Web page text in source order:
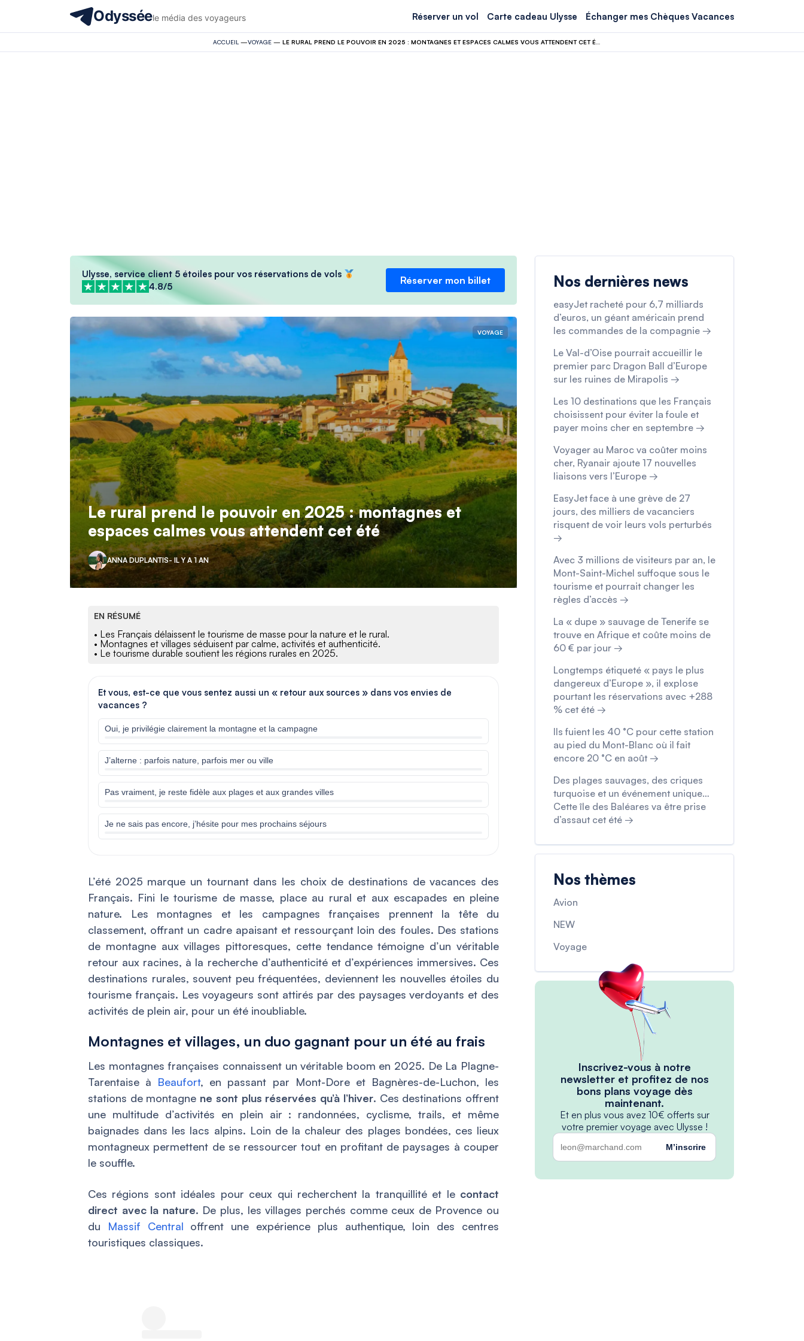
Odysséele média des voyageurs Réserver un vol Carte cadeau Ulysse Échanger mes Chèques Vacances
ACCUEIL —VOYAGE— LE RURAL PREND LE POUVOIR EN 2025 : MONTAGNES ET ESPACES CALMES VOUS ATTENDENT CET ÉTÉ
Ulysse, service client 5 étoiles pour vos réservations de vols
4.8/5
Réserver mon billet
VOYAGE
Le rural prend le pouvoir en 2025 : montagnes et
espaces calmes vous attendent cet été
ANNA DUPLANTIS- IL Y A 1 AN
EN RÉSUMÉ
• Les Français délaissent le tourisme de masse pour la nature et le rural.
• Montagnes et villages séduisent par calme, activités et authenticité.
• Le tourisme durable soutient les régions rurales en 2025.
Et vous, est-ce que vous sentez aussi un « retour aux sources » dans vos envies de
vacances ?
Oui, je privilégie clairement la montagne et la campagne
J’alterne : parfois nature, parfois mer ou ville
Pas vraiment, je reste fidèle aux plages et aux grandes villes
Je ne sais pas encore, j’hésite pour mes prochains séjours
L’été 2025 marque un tournant dans les choix de destinations de vacances des
Français. Fini le tourisme de masse, place au rural et aux escapades en pleine
nature. Les montagnes et les campagnes françaises prennent la tête du
classement, offrant un cadre apaisant et ressourçant loin des foules. Des stations
de montagne aux villages pittoresques, cette tendance témoigne d’un véritable
retour aux racines, à la recherche d’authenticité et d’expériences immersives. Ces
destinations rurales, souvent peu fréquentées, deviennent les nouvelles étoiles du
tourisme français. Les voyageurs sont attirés par des paysages verdoyants et des
activités de plein air, pour un été inoubliable.
Montagnes et villages, un duo gagnant pour un été au frais
Les montagnes françaises connaissent un véritable boom en 2025. De La Plagne-
Tarentaise à Beaufort, en passant par Mont-Dore et Bagnères-de-Luchon, les
stations de montagne ne sont plus réservées qu’à l’hiver. Ces destinations offrent
une multitude d’activités en plein air : randonnées, cyclisme, trails, et même
baignades dans les lacs alpins. Loin de la chaleur des plages bondées, ces lieux
montagneux permettent de se ressourcer tout en profitant de paysages à couper
le souffle.
Ces régions sont idéales pour ceux qui recherchent la tranquillité et le contact
direct avec la nature. De plus, les villages perchés comme ceux de Provence ou
du Massif Central offrent une expérience plus authentique, loin des centres
touristiques classiques.
Nos dernières news
easyJet racheté pour 6,7 milliards
d’euros, un géant américain prend
les commandes de la compagnie →
Le Val-d’Oise pourrait accueillir le
premier parc Dragon Ball d’Europe
sur les ruines de Mirapolis →
Les 10 destinations que les Français
choisissent pour éviter la foule et
payer moins cher en septembre →
Voyager au Maroc va coûter moins
cher, Ryanair ajoute 17 nouvelles
liaisons vers l’Europe →
EasyJet face à une grève de 27
jours, des milliers de vacanciers
risquent de voir leurs vols perturbés
→
Avec 3 millions de visiteurs par an, le
Mont-Saint-Michel suffoque sous le
tourisme et pourrait changer les
règles d’accès →
La « dupe » sauvage de Tenerife se
trouve en Afrique et coûte moins de
60 € par jour →
Longtemps étiqueté « pays le plus
dangereux d’Europe », il explose
pourtant les réservations avec +288
% cet été →
Ils fuient les 40 °C pour cette station
au pied du Mont-Blanc où il fait
encore 20 °C en août →
Des plages sauvages, des criques
turquoise et un événement unique…
Cette île des Baléares va être prise
d’assaut cet été →
Nos thèmes
Avion
NEW
Voyage
Inscrivez-vous à notre
newsletter et profitez de nos
bons plans voyage dès
maintenant.
Et en plus vous avez 10€ offerts sur
votre premier voyage avec Ulysse !
M’inscrire